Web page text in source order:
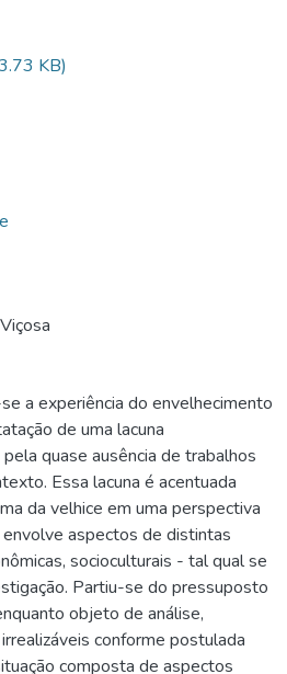
KB)
a experiência do envelhecimento
de uma lacuna
quase ausência de trabalhos
Essa lacuna é acentuada
da velhice em uma perspectiva
aspectos de distintas
socioculturais - tal qual se
Partiu-se do pressuposto
objeto de análise,
conforme postulada
composta de aspectos